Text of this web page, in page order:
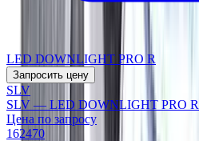
LED DOWNLIGHT PRO R
Запросить цену
SLV
SLV — LED DOWNLIGHT PRO R
Цена по запросу
162470